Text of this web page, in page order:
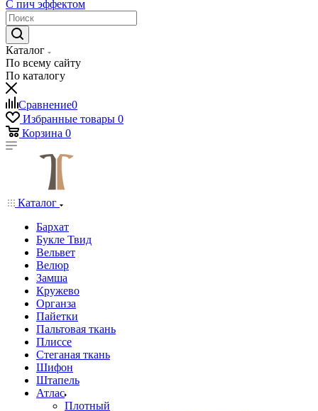
С пич эффектом
Каталог
По всему сайту
По каталогу
Сравнение0
Избранные товары 0
Корзина 0
Каталог
Бархат
Букле Твид
Вельвет
Велюр
Замша
Кружево
Органза
Пайетки
Пальтовая ткань
Плиссе
Стеганая ткань
Шифон
Штапель
Атлас
Плотный